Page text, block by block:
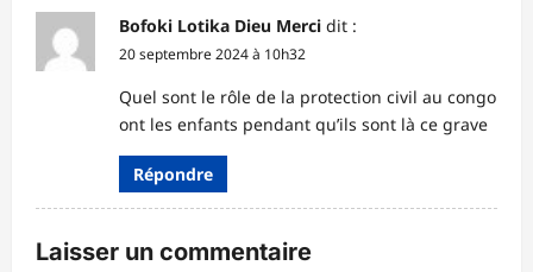
t
Bofoki Lotika Dieu Merci dit :
20 septembre 2024 à 10h32
Quel sont le rôle de la protection civil au congo
ont les enfants pendant qu’ils sont là ce grave
Répondre
Laisser un commentaire